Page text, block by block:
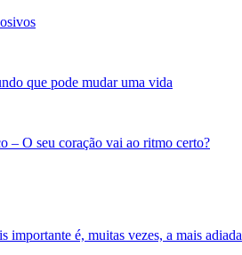
que pode mudar uma vida
– O seu coração vai ao ritmo certo?
importante é, muitas vezes, a mais adiada